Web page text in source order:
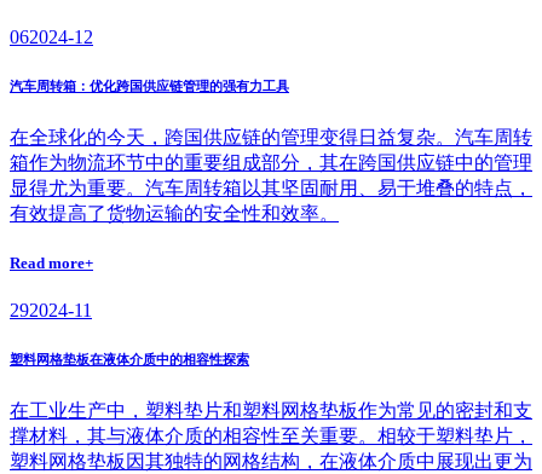
062024-12
汽车周转箱：优化跨国供应链管理的强有力工具
在全球化的今天，跨国供应链的管理变得日益复杂。汽车周转
箱作为物流环节中的重要组成部分，其在跨国供应链中的管理
显得尤为重要。汽车周转箱以其坚固耐用、易于堆叠的特点，
有效提高了货物运输的安全性和效率。
Read more+
292024-11
塑料网格垫板在液体介质中的相容性探索
在工业生产中，塑料垫片和塑料网格垫板作为常见的密封和支
撑材料，其与液体介质的相容性至关重要。相较于塑料垫片，
塑料网格垫板因其独特的网格结构，在液体介质中展现出更为